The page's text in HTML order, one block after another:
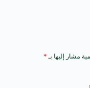
مشار إليها بـ *